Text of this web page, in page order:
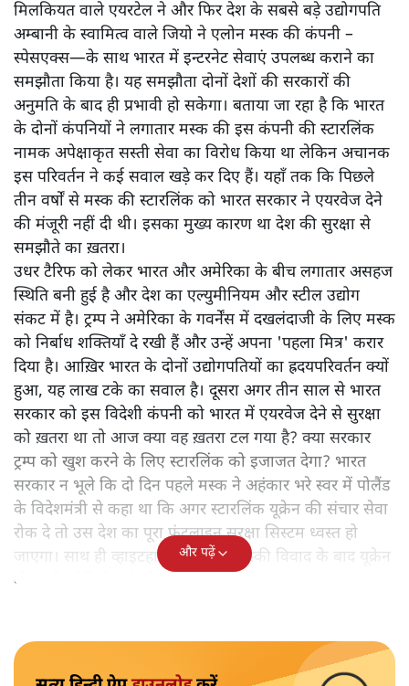
मिलकियत वाले एयरटेल ने और फिर देश के सबसे बड़े उद्योगपति
अम्बानी के स्वामित्व वाले जियो ने एलोन मस्क की कंपनी –
स्पेसएक्स—के साथ भारत में इन्टरनेट सेवाएं उपलब्ध कराने का
समझौता किया है। यह समझौता दोनों देशों की सरकारों की
अनुमति के बाद ही प्रभावी हो सकेगा। बताया जा रहा है कि भारत
के दोनों कंपनियों ने लगातार मस्क की इस कंपनी की स्टारलिंक
नामक अपेक्षाकृत सस्ती सेवा का विरोध किया था लेकिन अचानक
इस परिवर्तन ने कई सवाल खड़े कर दिए हैं। यहाँ तक कि पिछले
तीन वर्षों से मस्क की स्टारलिंक को भारत सरकार ने एयरवेज देने
की मंजूरी नहीं दी थी। इसका मुख्य कारण था देश की सुरक्षा से
समझौते का ख़तरा।
उधर टैरिफ को लेकर भारत और अमेरिका के बीच लगातार असहज
स्थिति बनी हुई है और देश का एल्युमीनियम और स्टील उद्योग
संकट में है। ट्रम्प ने अमेरिका के गवर्नेंस में दखलंदाजी के लिए मस्क
को निर्बाध शक्तियाँ दे रखी हैं और उन्हें अपना 'पहला मित्र' करार
दिया है। आख़िर भारत के दोनों उद्योगपतियों का ह्रदयपरिवर्तन क्यों
हुआ, यह लाख टके का सवाल है। दूसरा अगर तीन साल से भारत
सरकार को इस विदेशी कंपनी को भारत में एयरवेज देने से सुरक्षा
को ख़तरा था तो आज क्या वह ख़तरा टल गया है? क्या सरकार
ट्रम्प को खुश करने के लिए स्टारलिंक को इजाजत देगा? भारत
सरकार न भूले कि दो दिन पहले मस्क ने अहंकार भरे स्वर में पोलैंड
के विदेशमंत्री से कहा था कि अगर स्टारलिंक यूक्रेन की संचार सेवा
रोक दे तो उस देश का पूरा फ्रंटलाइन सुरक्षा सिस्टम ध्वस्त हो
जाएगा। साथ ही व्हाइटहाउस में ट्रम्प-जेलेंस्की विवाद के बाद यूक्रेन
की सभी इंटेलिजेंस शेयरिंग रोक दी गयी थी।
और पढ़ें